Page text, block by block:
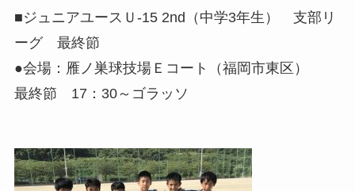
■ジュニアユースＵ-15 2nd（中学3年生） 支部リ
ーグ 最終節
●会場：雁ノ巣球技場Ｅコート（福岡市東区）
最終節 17：30～ゴラッソ